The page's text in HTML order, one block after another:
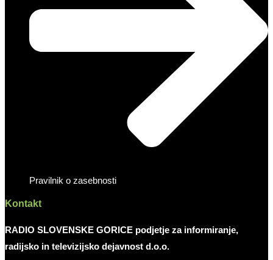
Pravilnik o zasebnosti
Kontakt
RADIO SLOVENSKE GORICE podjetje za informiranje,
radijsko in televizijsko dejavnost d.o.o.